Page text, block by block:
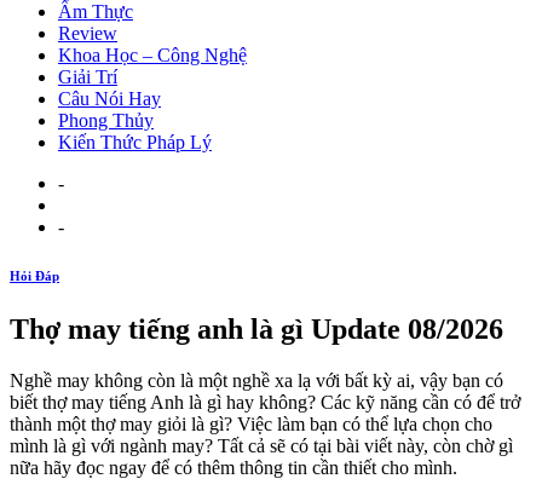
Ẩm Thực
Review
Khoa Học – Công Nghệ
Giải Trí
Câu Nói Hay
Phong Thủy
Kiến Thức Pháp Lý
-
-
Hỏi Đáp
Thợ may tiếng anh là gì Update 08/2026
Nghề may không còn là một nghề xa lạ với bất kỳ ai, vậy bạn có
biết thợ may tiếng Anh là gì hay không? Các kỹ năng cần có để trở
thành một thợ may giỏi là gì? Việc làm bạn có thể lựa chọn cho
mình là gì với ngành may? Tất cả sẽ có tại bài viết này, còn chờ gì
nữa hãy đọc ngay để có thêm thông tin cần thiết cho mình.